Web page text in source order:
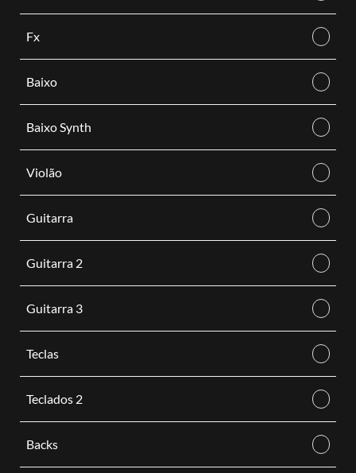
Fx
Baixo
Baixo Synth
Violão
Guitarra
Guitarra 2
Guitarra 3
Teclas
Teclados 2
Backs